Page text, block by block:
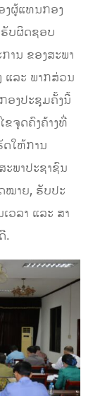
ງຜູ້ແທນກອງ
ບຜິດຊອບ
ານ ຂອງສະພາ
ແລະ ພາກສ່ວນ
ອງປະຊຸມຄັ້ງນີ້
ຈຸດຄົງຄ້າງທີ່
ໃຫ້ການ
ພາປະຊາຊົນ
ໝາຍ, ຮັບປະ
ວລາ ແລະ ສາ
.